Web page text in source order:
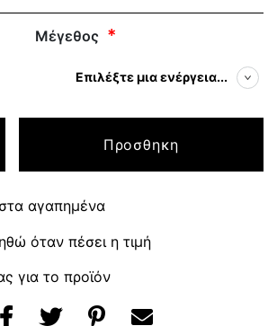
Μέγεθος
Επιλέξτε μια ενέργεια...
Προσθηκη
αγαπημένα
όταν πέσει η τιμή
για το προϊόν